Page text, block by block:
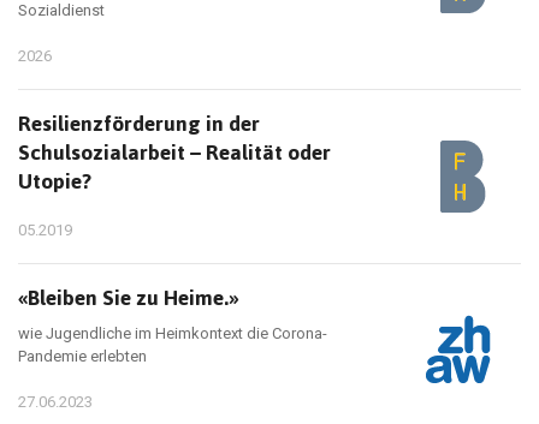
Sozialdienst
2026
Resilienzförderung in der
Schulsozialarbeit – Realität oder
Utopie?
05.2019
«Bleiben Sie zu Heime.»
wie Jugendliche im Heimkontext die Corona-
Pandemie erlebten
27.06.2023